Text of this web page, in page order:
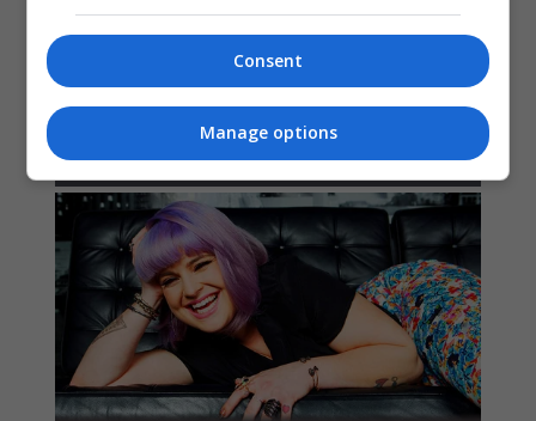
Consent
Manage options